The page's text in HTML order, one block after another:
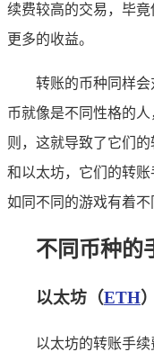
续费较高的交易，毕
更多的收益。
转账的币种同样
币就像是不同性格的
则，这就导致了它们
和以太坊，它们的转
如同不同的游戏有着不
不同币种的
以太坊（ETH）
以太坊的转账手续